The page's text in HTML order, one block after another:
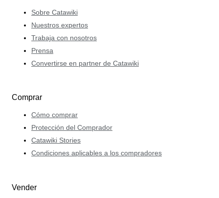
especiales.Sobre Catawiki
Nuestros expertos
Trabaja con nosotros
Prensa
Convertirse en partner de Catawiki
Comprar
Cómo comprar
Protección del Comprador
Catawiki Stories
Condiciones aplicables a los compradores
Vender